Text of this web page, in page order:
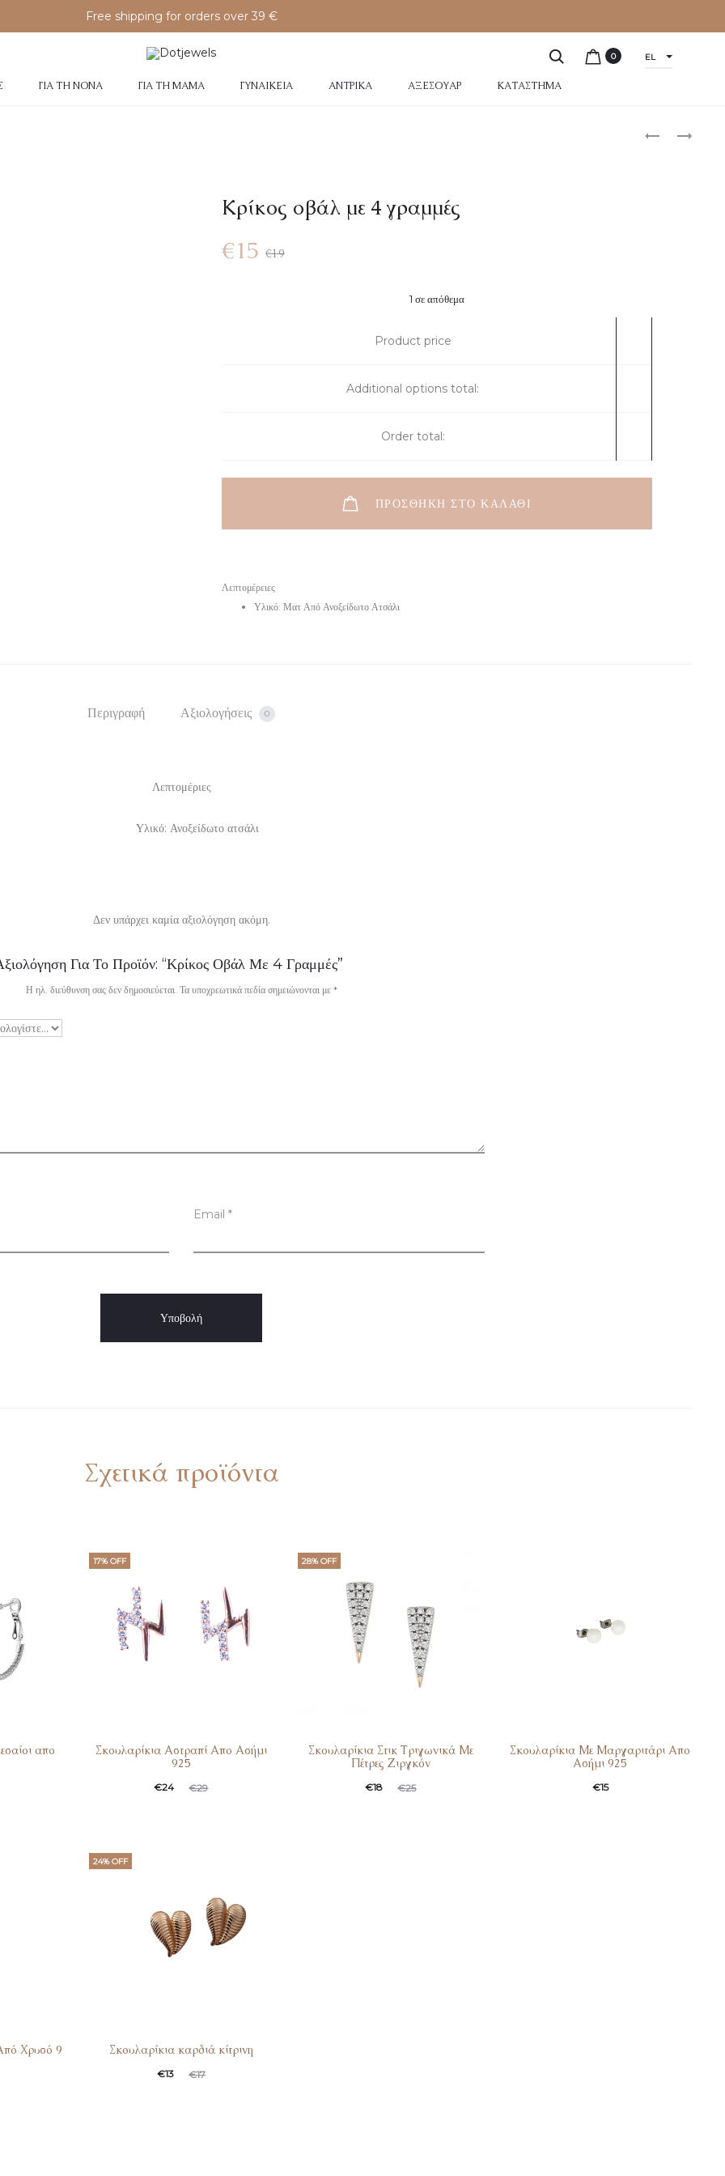
Free shipping for orders over 39 €
ΓΙΑ ΤΗ ΝΟΝΆ ΓΙΑ ΤΗ ΜΑΜΆ ΓΥΝΑΙΚΕΊΑ ΑΝΤΡΙΚΆ ΑΞΕΣΟΥΆΡ ΚΑΤΆΣΤΗΜΑ
0 EL
Κρίκος οβάλ με 4 γραμμές
Λεπτομέρειες
Υλικό: Ματ Από Ανοξείδωτο Ατσάλι
€19
€15
1 σε απόθεμα
Product price
Additional options total:
Order total:
ΠΡΟΣΘΉΚΗ ΣΤΟ ΚΑΛΆΘΙ
Περιγραφή Αξιολογήσεις 0
Λεπτομέριες
Υλικό: Ανοξείδωτο ατσάλι
Δεν υπάρχει καμία αξιολόγηση ακόμη.
Για Το Προϊόν: “Κρίκος Οβάλ Με 4 Γραμμές”
Η ηλ. διεύθυνση σας δεν δημοσιεύεται. Τα υποχρεωτικά πεδία σημειώνονται με *
Email *
Σχετικά προϊόντα
απο
17% OFF
Σκουλαρίκια Αστραπί Απο Ασήμι
925
€29
€24
28% OFF
Σκουλαρίκια Στικ Τριγωνικά Με
Πέτρες Ζιργκόν
€25
€18
Σκουλαρίκια Με Μαργαριτάρι Απο
Ασήμι 925
€15
Χρυσό 9
24% OFF
Σκουλαρίκια καρδιά κίτρινη
€17
€13